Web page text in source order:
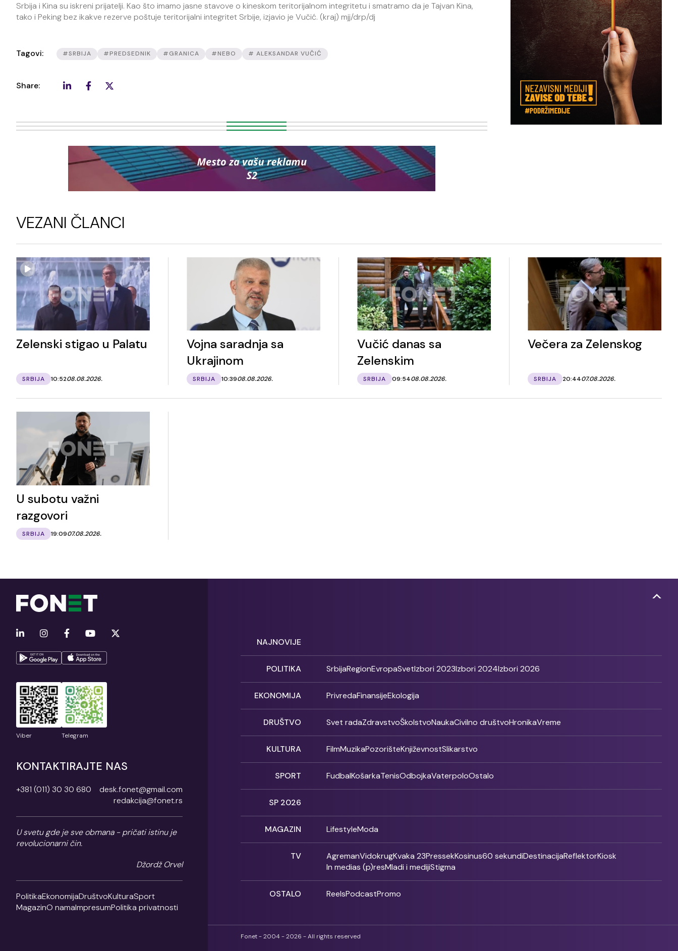
Srbija i Kina su iskreni prijatelji. Kao što imamo jasne stavove o kineskom teritorijalnom integritetu i smatramo da je Tajvan Kina,
tako i Peking bez ikakve rezerve poštuje teritorijalni integritet Srbije, izjavio je Vučić. (kraj) mjj/drp/dj
Tagovi: #SRBIJA #PREDSEDNIK #GRANICA #NEBO # ALEKSANDAR VUČIĆ
Share:
VEZANI ČLANCI
Zelenski stigao u Palatu
SRBIJA 10:5208.08.2026.
Vojna saradnja sa
Ukrajinom
SRBIJA 10:3908.08.2026.
Vučić danas sa
Zelenskim
SRBIJA 09:5408.08.2026.
Večera za Zelenskog
SRBIJA 20:4407.08.2026.
U subotu važni
razgovori
SRBIJA 19:0907.08.2026.
Viber Telegram
KONTAKTIRAJTE NAS
+381 (011) 30 30 680
desk.fonet@gmail.com
redakcija@fonet.rs
U svetu gde je sve obmana - pričati istinu je
revolucionarni čin.
Džordž Orvel
PolitikaEkonomijaDruštvoKulturaSport
MagazinO namaImpresumPolitika privatnosti
NAJNOVIJE
POLITIKA SrbijaRegionEvropaSvetIzbori 2023Izbori 2024Izbori 2026
EKONOMIJA PrivredaFinansijeEkologija
DRUŠTVO Svet radaZdravstvoŠkolstvoNaukaCivilno društvoHronikaVreme
KULTURA FilmMuzikaPozorišteKnjiževnostSlikarstvo
SPORT FudbalKošarkaTenisOdbojkaVaterpoloOstalo
SP 2026
MAGAZIN LifestyleModa
TV AgremanVidokrugKvaka 23PressekKosinus60 sekundiDestinacijaReflektorKiosk
In medias (p)resMladi i medijiStigma
OSTALO ReelsPodcastPromo
Fonet - 2004 - 2026 - All rights reserved